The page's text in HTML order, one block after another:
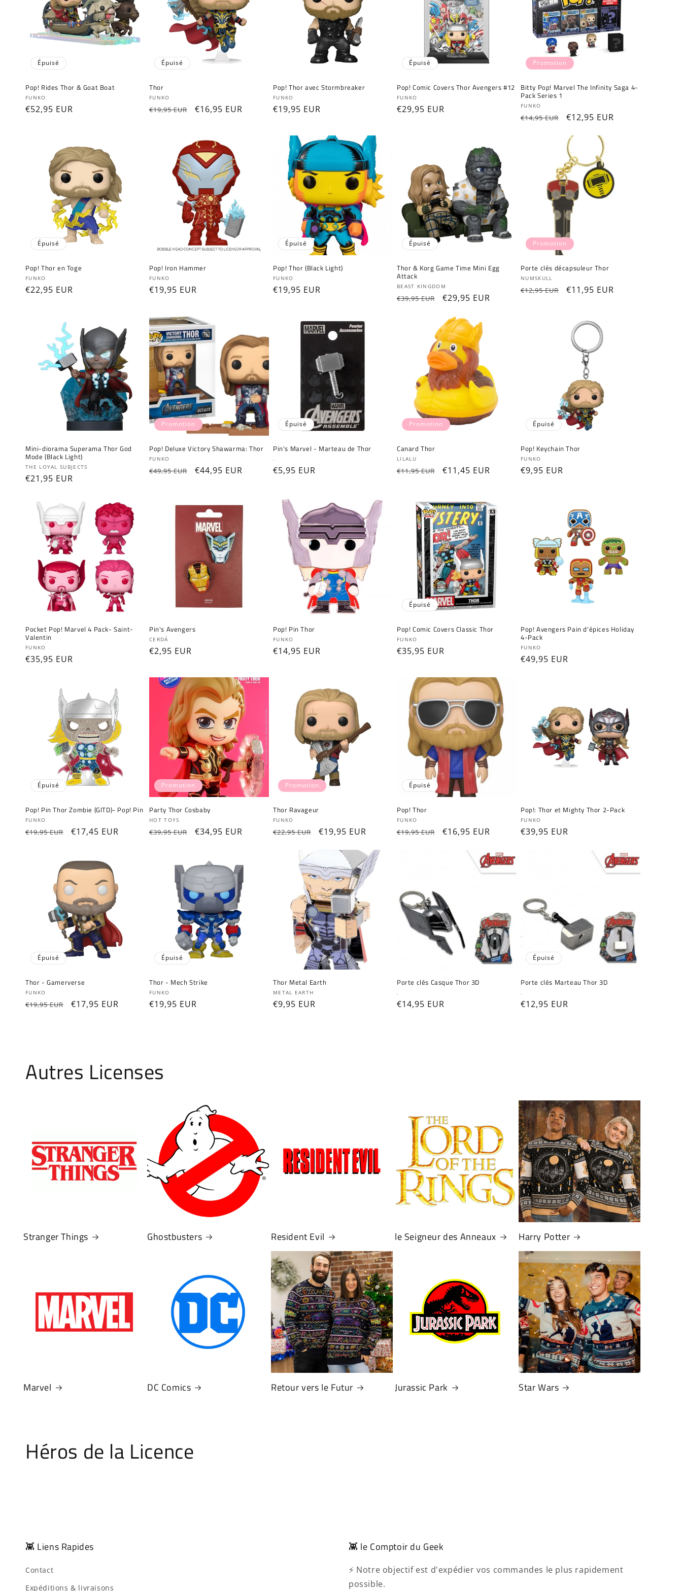
t
o
n
Épuisé
Pop! Rides Thor & Goat Boat
Fournisseur :
FUNKO
Prix
€52,95 EUR
Épuisé
Thor
Fournisseur :
FUNKO
Prix
€19,95 EUR
Prix
€16,95 EUR
Pop! Thor avec Stormbreaker
Fournisseur :
FUNKO
Prix
€19,95 EUR
Épuisé
Pop! Comic Covers Thor Avengers #12
Fournisseur :
FUNKO
Prix
€29,95 EUR
Promotion
Bitty Pop! Marvel The Infinity Saga 4-
Pack Series 1
Fournisseur :
FUNKO
Prix
€14,95 EUR
Prix
€12,95 EUR
Épuisé
Pop! Thor en Toge
Fournisseur :
FUNKO
Prix
€22,95 EUR
Pop! Iron Hammer
Fournisseur :
FUNKO
Prix
€19,95 EUR
Épuisé
Pop! Thor (Black Light)
Fournisseur :
FUNKO
Prix
€19,95 EUR
Épuisé
Thor & Korg Game Time Mini Egg
Attack
Fournisseur :
BEAST KINGDOM
Prix
€39,95 EUR
Prix
€29,95 EUR
Promotion
Porte clés décapsuleur Thor
Fournisseur :
NUMSKULL
Prix
€12,95 EUR
Prix
€11,95 EUR
Mini-diorama Superama Thor God
Mode (Black Light)
Fournisseur :
THE LOYAL SUBJECTS
Prix
€21,95 EUR
Promotion
Pop! Deluxe Victory Shawarma: Thor
Fournisseur :
FUNKO
Prix
€49,95 EUR
Prix
€44,95 EUR
Épuisé
Pin's Marvel - Marteau de Thor
Fournisseur :
.
Prix
€5,95 EUR
Promotion
Canard Thor
Fournisseur :
LILALU
Prix
€11,95 EUR
Prix
€11,45 EUR
Épuisé
Pop! Keychain Thor
Fournisseur :
FUNKO
Prix
€9,95 EUR
Pocket Pop! Marvel 4 Pack- Saint-
Valentin
Fournisseur :
FUNKO
Prix
€35,95 EUR
Pin's Avengers
Fournisseur :
CERDÁ
Prix
€2,95 EUR
Pop! Pin Thor
Fournisseur :
FUNKO
Prix
€14,95 EUR
Épuisé
Pop! Comic Covers Classic Thor
Fournisseur :
FUNKO
Prix
€35,95 EUR
Pop! Avengers Pain d'épices Holiday
4-Pack
Fournisseur :
FUNKO
Prix
€49,95 EUR
Épuisé
Pop! Pin Thor Zombie (GITD)- Pop! Pin
Fournisseur :
FUNKO
Prix
€19,95 EUR
Prix
€17,45 EUR
Promotion
Party Thor Cosbaby
Fournisseur :
HOT TOYS
Prix
€39,95 EUR
Prix
€34,95 EUR
Promotion
Thor Ravageur
Fournisseur :
FUNKO
Prix
€22,95 EUR
Prix
€19,95 EUR
Épuisé
Pop! Thor
Fournisseur :
FUNKO
Prix
€19,95 EUR
Prix
€16,95 EUR
Pop!: Thor et Mighty Thor 2-Pack
Fournisseur :
FUNKO
Prix
€39,95 EUR
Épuisé
Thor - Gamerverse
Fournisseur :
FUNKO
Prix
€19,95 EUR
Prix
€17,95 EUR
Épuisé
Thor - Mech Strike
Fournisseur :
FUNKO
Prix
€19,95 EUR
Thor Metal Earth
Fournisseur :
METAL EARTH
Prix
€9,95 EUR
Porte clés Casque Thor 3D
Fournisseur :
.
Prix
€14,95 EUR
Épuisé
Porte clés Marteau Thor 3D
Fournisseur :
.
Prix
€12,95 EUR
Autres Licenses
Stranger Things Ghostbusters Resident Evil le Seigneur des Anneaux Harry Potter
Marvel DC Comics Retour vers le Futur Jurassic Park Star Wars
Héros de la Licence
👾 Liens Rapides
Contact
Expéditions & livraisons
👾 le Comptoir du Geek
⚡ Notre objectif est d'expédier vos commandes le plus rapidement
possible.
Connexion requise
Connectez-vous à votre compte pour ajouter des